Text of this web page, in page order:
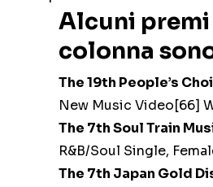
Alcuni
colonna
The 19th People’s
New Music Video[66]
The 7th Soul Train
R&B/Soul Single,
The 7th Japan Gold